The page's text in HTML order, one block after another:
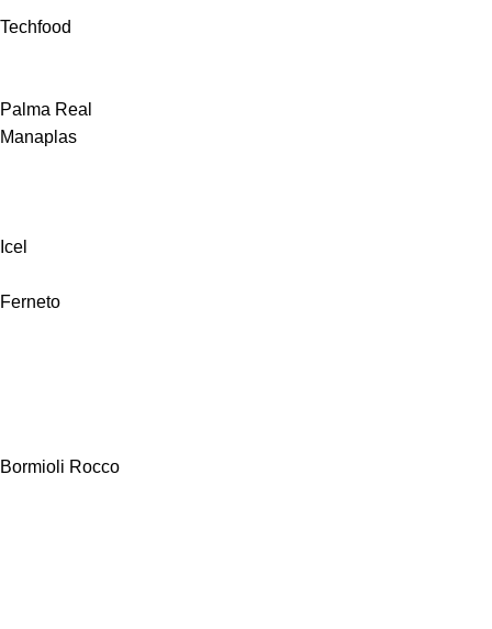
Techfood
Palma Real
Manaplas
Icel
Ferneto
Bormioli Rocco